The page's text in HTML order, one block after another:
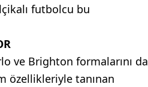
futbolcu bu
ve Brighton formalarını da
özellikleriyle tanınan